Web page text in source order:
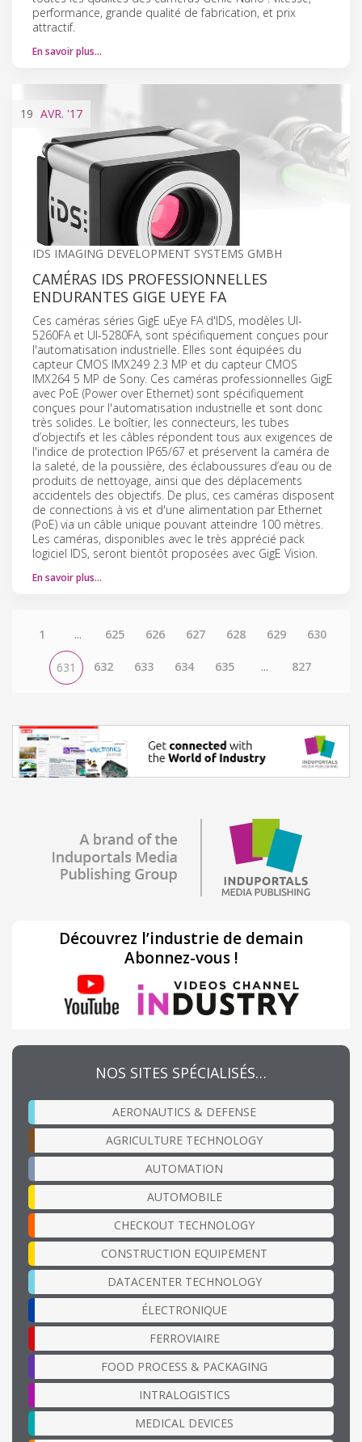
performance, grande qualité de fabrication, et prix
attractif.
En savoir plus…
19 AVR. '17
IDS IMAGING DEVELOPMENT SYSTEMS GMBH
CAMÉRAS IDS PROFESSIONNELLES
ENDURANTES GIGE UEYE FA
Ces caméras séries GigE uEye FA d'IDS, modèles UI-
5260FA et UI-5280FA, sont spécifiquement conçues pour
l'automatisation industrielle. Elles sont équipées du
capteur CMOS IMX249 2.3 MP et du capteur CMOS
IMX264 5 MP de Sony. Ces caméras professionnelles GigE
avec PoE (Power over Ethernet) sont spécifiquement
conçues pour l'automatisation industrielle et sont donc
très solides. Le boîtier, les connecteurs, les tubes
d’objectifs et les câbles répondent tous aux exigences de
l'indice de protection IP65/67 et préservent la caméra de
la saleté, de la poussière, des éclaboussures d’eau ou de
produits de nettoyage, ainsi que des déplacements
accidentels des objectifs. De plus, ces caméras disposent
de connections à vis et d'une alimentation par Ethernet
(PoE) via un câble unique pouvant atteindre 100 mètres.
Les caméras, disponibles avec le très apprécié pack
logiciel IDS, seront bientôt proposées avec GigE Vision.
En savoir plus…
1 ... 625 626 627 628 629 630
631 632 633 634 635 ... 827
Découvrez l’industrie de demain
Abonnez-vous !
NOS SITES SPÉCIALISÉS…
AERONAUTICS & DEFENSE
AGRICULTURE TECHNOLOGY
AUTOMATION
AUTOMOBILE
CHECKOUT TECHNOLOGY
CONSTRUCTION EQUIPEMENT
DATACENTER TECHNOLOGY
ÉLECTRONIQUE
FERROVIAIRE
FOOD PROCESS & PACKAGING
INTRALOGISTICS
MEDICAL DEVICES